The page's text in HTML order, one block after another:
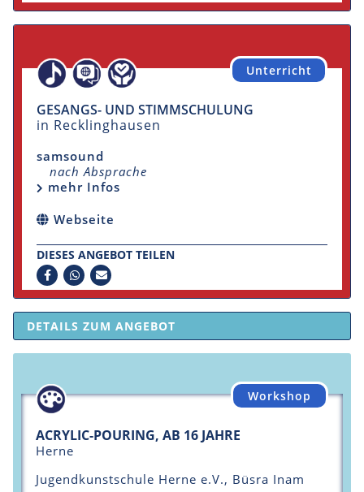
DETAILS ZUM ANGEBOT
Workshop
ACRYLIC-POURING, AB 16 JAHRE
Herne
Jugendkunstschule Herne e.V., Büsra Inam
Unterricht
GESANGS- UND STIMMSCHULUNG
in Recklinghausen
samsound
nach Absprache
mehr Infos
Webseite
DIESES ANGEBOT TEILEN